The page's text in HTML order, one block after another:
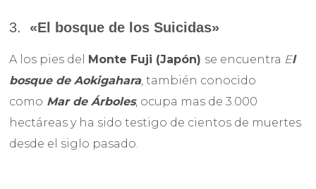
3. «El bosque de los Suicidas»
A los pies del Monte Fuji (Japón) se encuentra El
bosque de Aokigahara , también conocido
como Mar de Árboles, ocupa mas de 3.000
hectáreas y ha sido testigo de cientos de muertes
desde el siglo pasado.